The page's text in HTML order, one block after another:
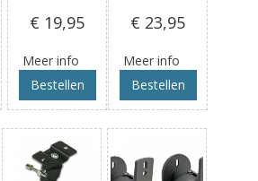
€ 19,95
Meer info
Bestellen
€ 23,95
Meer info
Bestellen